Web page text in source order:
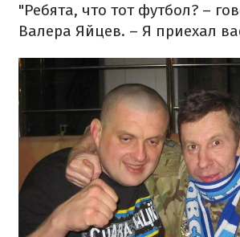
"Ребята, что тот футбол? –
Валера Яйцев. – Я приехал